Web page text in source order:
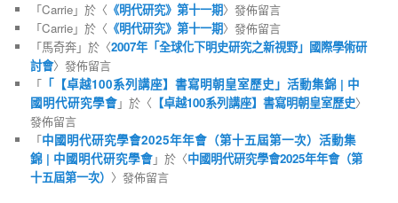
「Carrie」於〈 《明代研究》第十一期〉發佈留言
「Carrie」於〈 《明代研究》第十一期〉發佈留言
「馬奇奔」於〈2007年「全球化下明史研究之新視野」國際學術研
討會〉發佈留言
「 「【卓越100系列講座】書寫明朝皇室歷史」活動集錦 | 中
國明代研究學會」於〈 【卓越100系列講座】書寫明朝皇室歷史〉
發佈留言
「中國明代研究學會2025年年會（第十五屆第一次）活動集
錦 | 中國明代研究學會」於〈中國明代研究學會2025年年會（第
十五屆第一次） 〉發佈留言